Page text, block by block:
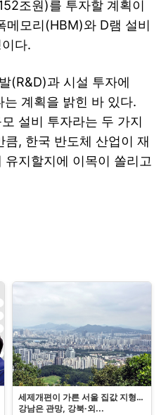
조원)를 투자할 계획이
메모리(HBM)와 D램 설비
다.
(R&D)과 시설 투자에
는 계획을 밝힌 바 있다.
설비 투자라는 두 가지
, 한국 반도체 산업이 재
지할지에 이목이 쏠리고
세제개편이 가른 서울 집값 지형…
강남은 관망, 강북·외...